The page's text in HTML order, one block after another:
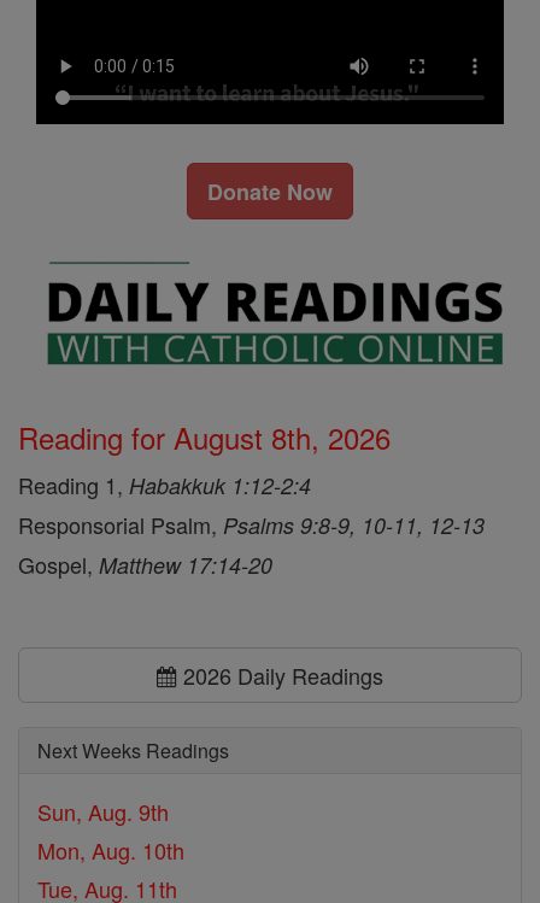
Donate Now
Reading for August 8th, 2026
Reading 1, Habakkuk 1:12-2:4
Responsorial Psalm, Psalms 9:8-9, 10-11, 12-13
Gospel, Matthew 17:14-20
2026 Daily Readings
Next Weeks Readings
Sun, Aug. 9th
Mon, Aug. 10th
Tue, Aug. 11th